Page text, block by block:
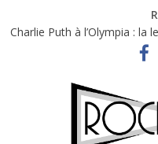
Charlie Puth à l’Olympia : la
Festival Triptyque : un
Hellfest 2026 vendredi :
Hellfest 2026 jeudi :
Première édition du